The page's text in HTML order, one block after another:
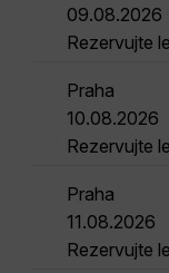
09.08.2026
Rezervujte
Praha
10.08.2026
Rezervujte
Praha
11.08.2026
Rezervujte